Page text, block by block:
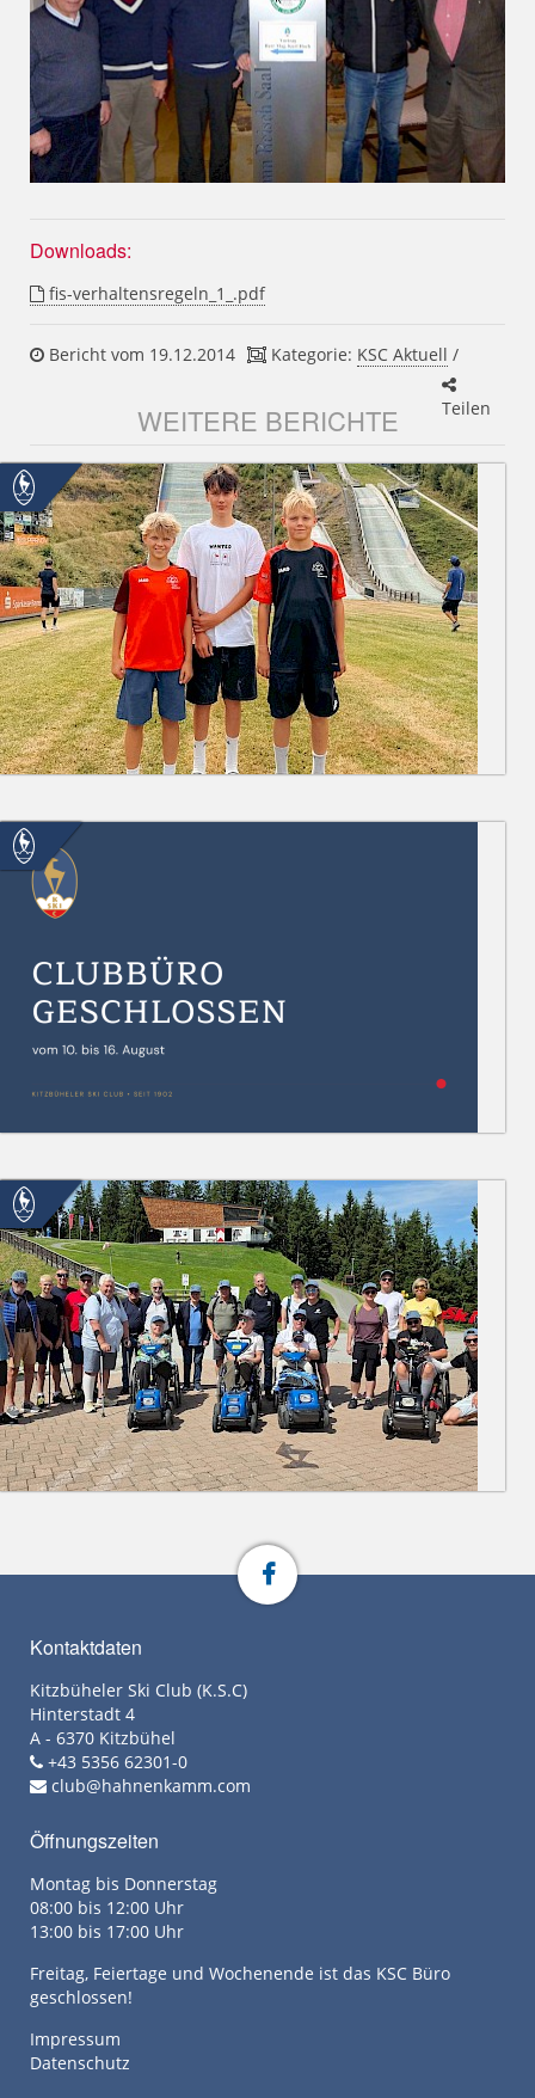
Downloads:
fis-verhaltensregeln_1_.pdf
Bericht vom 19.12.2014 Kategorie: KSC Aktuell /
Teilen
WEITERE BERICHTE
Kontaktdaten
Kitzbüheler Ski Club (K.S.C)
Hinterstadt 4
A - 6370 Kitzbühel
+43 5356 62301-0
club@hahnenkamm.com
Öffnungszeiten
Montag bis Donnerstag
08:00 bis 12:00 Uhr
13:00 bis 17:00 Uhr
Freitag, Feiertage und Wochenende ist das KSC Büro
geschlossen!
Impressum
Datenschutz